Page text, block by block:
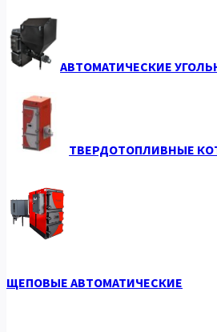
АВТОМАТИЧЕСКИЕ
ТВЕРДОТОПЛИВНЫЕ
ЩЕПОВЫЕ АВТОМАТИЧЕСКИЕ